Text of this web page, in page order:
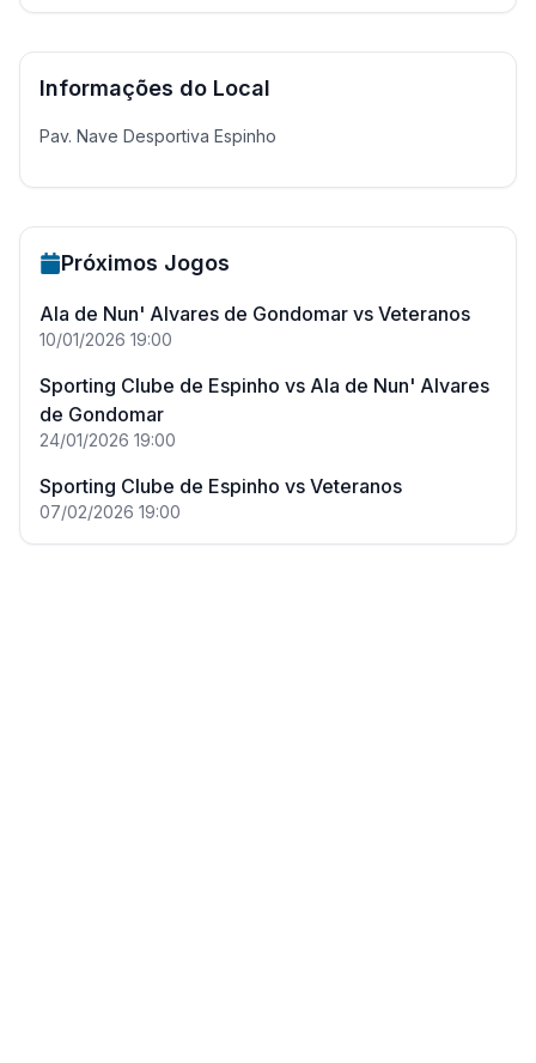
Informações do Local
Pav. Nave Desportiva Espinho
Próximos Jogos
Ala de Nun' Alvares de Gondomar vs Veteranos
10/01/2026 19:00
Sporting Clube de Espinho vs Ala de Nun' Alvares
de Gondomar
24/01/2026 19:00
Sporting Clube de Espinho vs Veteranos
07/02/2026 19:00